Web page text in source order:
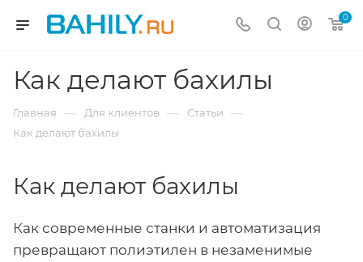
0
Как делают бахилы
Главная — Для клиентов — Статьи —
Как делают бахилы
Как делают бахилы
Как современные станки и автоматизация
превращают полиэтилен в незаменимые